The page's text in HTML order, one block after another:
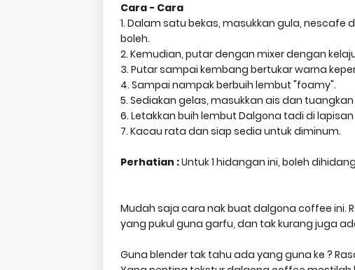
Cara - Cara
1. Dalam satu bekas, masukkan gula, nescafe
boleh.
2. Kemudian, putar dengan mixer dengan
3. Putar sampai kembang bertukar warna
4. Sampai nampak berbuih lembut "foamy".
5. Sediakan gelas, masukkan ais dan
6. Letakkan buih lembut Dalgona tadi di
7. Kacau rata dan siap sedia untuk diminum.
Perhatian :Untuk 1 hidangan ini, boleh
Mudah saja cara nak buat dalgona coffee ini.
yang pukul guna garfu, dan tak kurang juga
Guna blender tak tahu ada yang guna ke ?